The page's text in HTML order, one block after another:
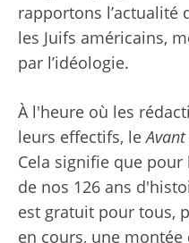
rapportons
les Juifs américains,
par l’idéologie.
À l'heure où les
leurs effectifs, leAvant
Cela signifie que
de nos 126 ans
est gratuit pour tous,
en cours, une montée